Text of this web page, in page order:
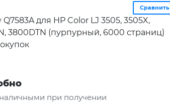
Сравнить
для HP Color LJ 3505, 3505X,
3800DTN (пурпурный, 6000 страниц)
при получении